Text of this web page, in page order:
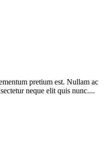
pretium est. Nullam ac
neque elit quis nunc....